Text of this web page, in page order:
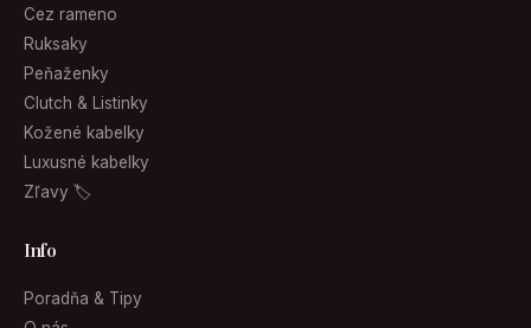
Cez rameno
Ruksaky
Peňaženky
Clutch & Listinky
Kožené kabelky
Luxusné kabelky
Zľavy 🏷
Info
Poradňa & Tipy